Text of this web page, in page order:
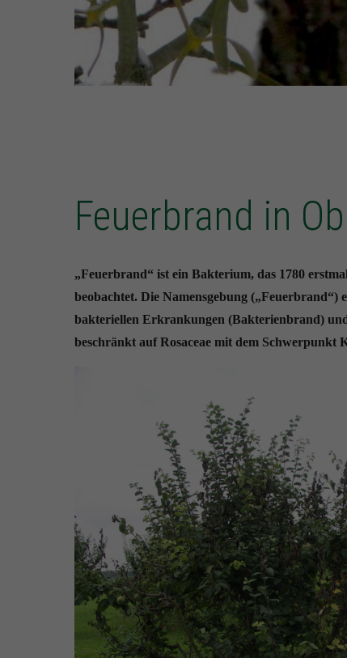
Feuerbrand in
„Feuerbrand“ ist ein Bakterium, das 1780
beobachtet. Die Namensgebung
bakteriellen Erkrankungen (Bakterienbrand)
beschränkt auf Rosaceae mit dem Schwerpunkt